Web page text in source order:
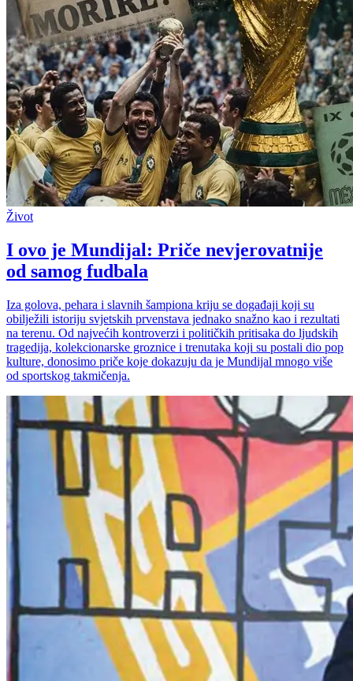
Život
I ovo je Mundijal: Priče nevjerovatnije
od samog fudbala
Iza golova, pehara i slavnih šampiona kriju se događaji koji su
obilježili istoriju svjetskih prvenstava jednako snažno kao i rezultati
na terenu. Od najvećih kontroverzi i političkih pritisaka do ljudskih
tragedija, kolekcionarske groznice i trenutaka koji su postali dio pop
kulture, donosimo priče koje dokazuju da je Mundijal mnogo više
od sportskog takmičenja.